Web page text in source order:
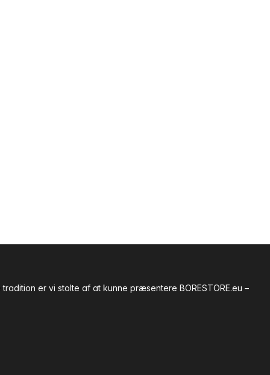
er vi stolte af at kunne præsentere BORESTORE.eu –